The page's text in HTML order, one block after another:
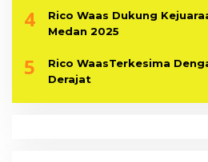
4
Rico Waas Dukung
Medan 2025
5
Rico WaasTerkesima
Derajat